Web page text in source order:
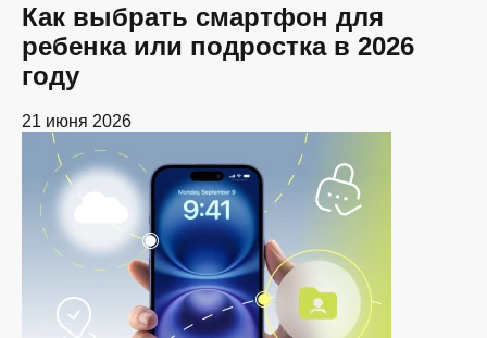
Как выбрать смартфон для
ребенка или подростка в 2026
году
21 июня 2026